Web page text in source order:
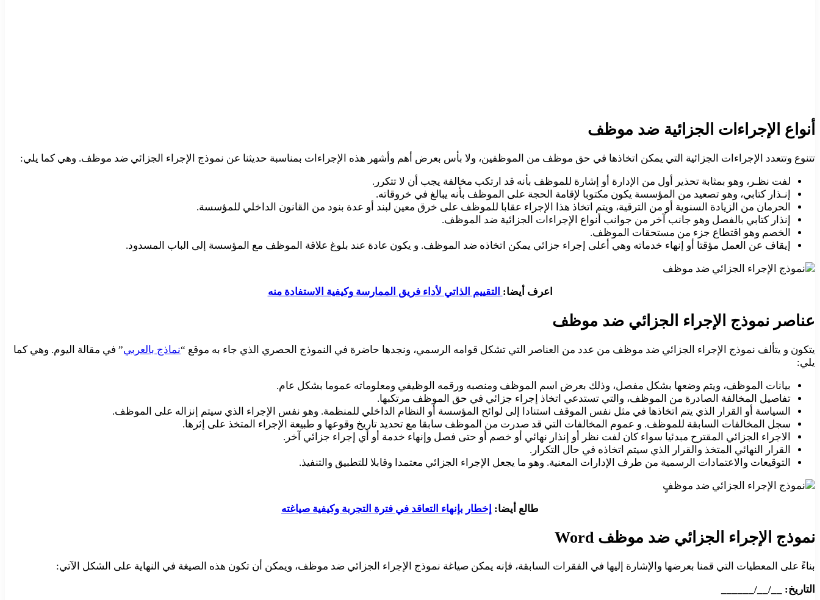
أنواع الإجراءات الجزائية ضد موظف
تتنوع وتتعدد الإجراءات الجزائية التي يمكن اتخاذها في حق موظف من الموظفين، ولا بأس بعرض أهم وأشهر هذه الإجراءات بمناسبة حديثنا عن نموذج الإجراء الجزائي ضد موظف. وهي كما يلي:
لفت نظـر، وهو بمثابة تحذير أول من الإدارة أو إشارة للموظف بأنه قد ارتكب مخالفة يجب أن لا تتكرر.
إنـذار كتابي، وهو تصعيد من المؤسسة يكون مكتوبا لإقامة الحجة على الموظف بأنه يبالغ في خروقاته.
الحرمان من الزيادة السنوية أو من الترقية، ويتم اتخاذ هذا الإجراء عقابا للموظف على خرق معين لبند أو عدة بنود من القانون الداخلي للمؤسسة.
إنذار كتابي بالفصل وهو جانب آخر من جوانب أنواع الإجراءات الجزائية ضد الموظف.
الخصم وهو اقتطاع جزء من مستحقات الموظف.
إيقاف عن العمل مؤقتا أو إنهاء خدماته وهي أعلى إجراء جزائي يمكن اتخاذه ضد الموظف. و يكون عادة عند بلوغ علاقة الموظف مع المؤسسة إلى الباب المسدود.
اعرف أيضا: التقييم الذاتي لأداء فريق الممارسة وكيفية الاستفادة منه
عناصر نموذج الإجراء الجزائي ضد موظف
يتكون و يتألف نموذج الإجراء الجزائي ضد موظف من عدد من العناصر التي تشكل قوامه الرسمي، ونجدها حاضرة في النموذج الحصري الذي جاء به موقع “نماذج بالعربي” في مقالة اليوم. وهي كما
يلي:
بيانات الموظف، ويتم وضعها بشكل مفصل، وذلك بعرض اسم الموظف ومنصبه ورقمه الوظيفي ومعلوماته عموما بشكل عام.
تفاصيل المخالفة الصادرة من الموظف، والتي تستدعي اتخاذ إجراء جزائي في حق الموظف مرتكبها.
السياسة أو القرار الذي يتم اتخاذها في مثل نفس الموقف استنادا إلى لوائح المؤسسة أو النظام الداخلي للمنظمة. وهو نفس الإجراء الذي سيتم إنزاله على الموظف.
سجل المخالفات السابقة للموظف. و عموم المخالفات التي قد صدرت من الموظف سابقا مع تحديد تاريخ وقوعها و طبيعة الإجراء المتخذ على إثرها.
الاجراء الجزائي المقترح مبدئيا سواء كان لفت نظر أو إنذار نهائي أو خصم أو حتى فصل وإنهاء خدمة أو أي إجراء جزائي آخر.
القرار النهائي المتخذ والقرار الذي سيتم اتخاذه في حال التكرار.
التوقيعات والاعتمادات الرسمية من طرف الإدارات المعنية. وهو ما يجعل الإجراء الجزائي معتمدا وقابلا للتطبيق والتنفيذ.
طالع أيضا: إخطار بإنهاء التعاقد في فترة التجربة وكيفية صياغته
نموذج الإجراء الجزائي ضد موظف Word
بناءً على المعطيات التي قمنا بعرضها والإشارة إليها في الفقرات السابقة، فإنه يمكن صياغة نموذج الإجراء الجزائي ضد موظف، ويمكن أن تكون هذه الصيغة في النهاية على الشكل الآتي:
التاريخ: __/__/______